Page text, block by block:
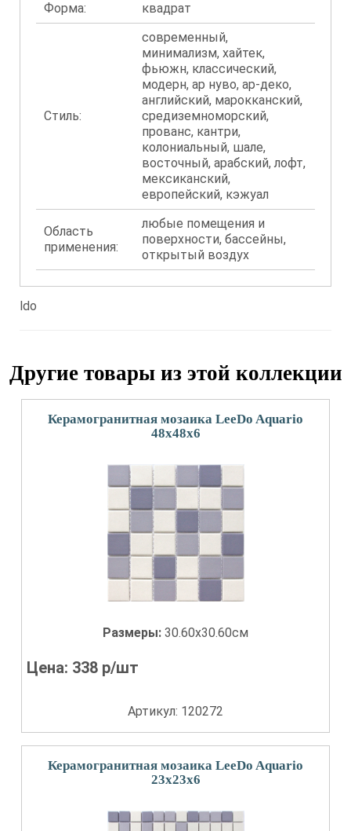
Форма:
квадрат
Стиль:
современный,
минимализм, хайтек,
фьюжн, классический,
модерн, ар нуво, ар-деко,
английский, марокканский,
средиземноморский,
прованс, кантри,
колониальный, шале,
восточный, арабский, лофт,
мексиканский,
европейский, кэжуал
Область
применения:
любые помещения и
поверхности, бассейны,
открытый воздух
ldo
Другие товары из этой коллекции
Керамогранитная мозаика LeeDo Aquario
48x48x6
Размеры: 30.60x30.60см
Цена: 338 р/шт
Артикул: 120272
Керамогранитная мозаика LeeDo Aquario
23x23x6